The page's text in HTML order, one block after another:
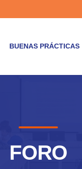
BUENAS PRÁCTICAS
FORO